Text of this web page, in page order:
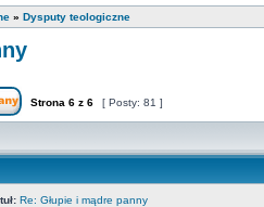
» Dysputy teologiczne
Strona 6 z 6 [ Posty: 81 ]
Re: Głupie i mądre panny